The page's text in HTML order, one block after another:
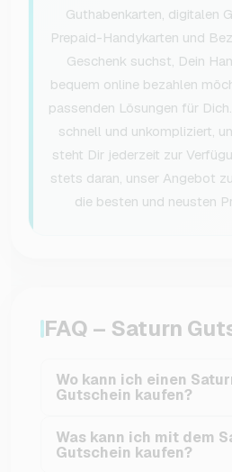
Guthabenkarten, digitalen
Prepaid-Handykarten und
Geschenk suchst, Dein
bequem online bezahlen
passenden Lösungen für
schnell und unkompliziert,
steht Dir jederzeit zur
stets daran, unser Angebot
die besten und neusten
FAQ – Saturn
Wo kann ich einen
Gutschein kaufen?
Deinen Gutschein hier im
Was kann ich mit dem
Gutschein kaufen?